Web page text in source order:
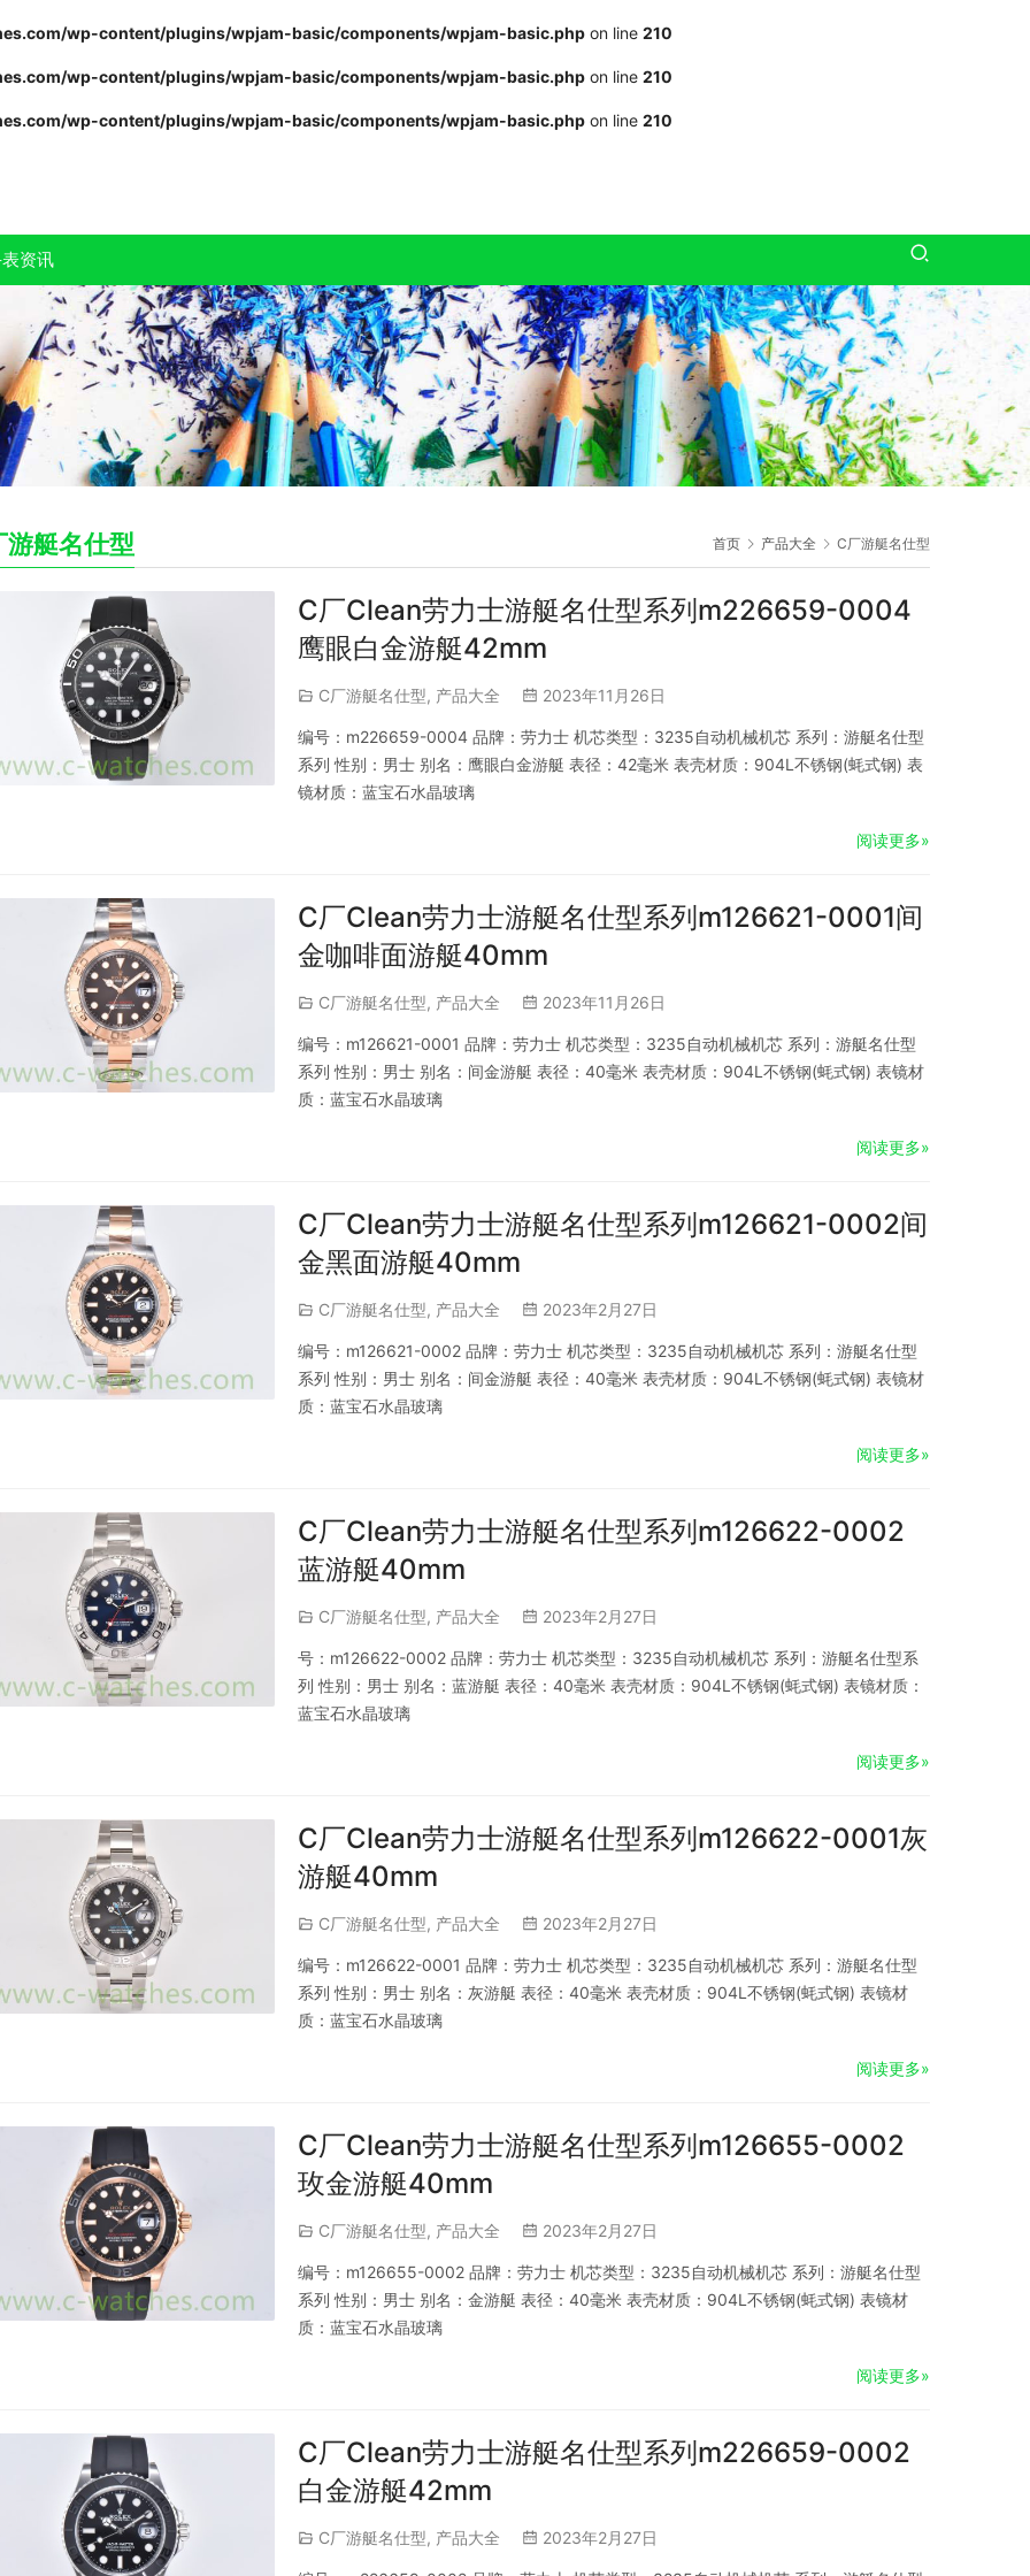
wp-content/plugins/wpjam-basic/components/wpjam-basic.php on line 210
wp-content/plugins/wpjam-basic/components/wpjam-basic.php on line 210
wp-content/plugins/wpjam-basic/components/wpjam-basic.php on line 210
资讯
首页 产品大全 C厂游艇名仕型
游艇名仕型
C厂Clean劳力士游艇名仕型系列m226659-0004
鹰眼白金游艇42mm
C厂游艇名仕型, 产品大全 2023年11月26日
编号：m226659-0004 品牌：劳力士 机芯类型：3235自动机械机芯 系列：游艇名仕型
系列 性别：男士 别名：鹰眼白金游艇 表径：42毫米 表壳材质：904L不锈钢(蚝式钢) 表
镜材质：蓝宝石水晶玻璃
阅读更多»
C厂Clean劳力士游艇名仕型系列m126621-0001间
金咖啡面游艇40mm
C厂游艇名仕型, 产品大全 2023年11月26日
编号：m126621-0001 品牌：劳力士 机芯类型：3235自动机械机芯 系列：游艇名仕型
系列 性别：男士 别名：间金游艇 表径：40毫米 表壳材质：904L不锈钢(蚝式钢) 表镜材
质：蓝宝石水晶玻璃
阅读更多»
C厂Clean劳力士游艇名仕型系列m126621-0002间
金黑面游艇40mm
C厂游艇名仕型, 产品大全 2023年2月27日
编号：m126621-0002 品牌：劳力士 机芯类型：3235自动机械机芯 系列：游艇名仕型
系列 性别：男士 别名：间金游艇 表径：40毫米 表壳材质：904L不锈钢(蚝式钢) 表镜材
质：蓝宝石水晶玻璃
阅读更多»
C厂Clean劳力士游艇名仕型系列m126622-0002
蓝游艇40mm
C厂游艇名仕型, 产品大全 2023年2月27日
号：m126622-0002 品牌：劳力士 机芯类型：3235自动机械机芯 系列：游艇名仕型系
列 性别：男士 别名：蓝游艇 表径：40毫米 表壳材质：904L不锈钢(蚝式钢) 表镜材质：
蓝宝石水晶玻璃
阅读更多»
C厂Clean劳力士游艇名仕型系列m126622-0001灰
游艇40mm
C厂游艇名仕型, 产品大全 2023年2月27日
编号：m126622-0001 品牌：劳力士 机芯类型：3235自动机械机芯 系列：游艇名仕型
系列 性别：男士 别名：灰游艇 表径：40毫米 表壳材质：904L不锈钢(蚝式钢) 表镜材
质：蓝宝石水晶玻璃
阅读更多»
C厂Clean劳力士游艇名仕型系列m126655-0002
玫金游艇40mm
C厂游艇名仕型, 产品大全 2023年2月27日
编号：m126655-0002 品牌：劳力士 机芯类型：3235自动机械机芯 系列：游艇名仕型
系列 性别：男士 别名：金游艇 表径：40毫米 表壳材质：904L不锈钢(蚝式钢) 表镜材
质：蓝宝石水晶玻璃
阅读更多»
C厂Clean劳力士游艇名仕型系列m226659-0002
白金游艇42mm
C厂游艇名仕型, 产品大全 2023年2月27日